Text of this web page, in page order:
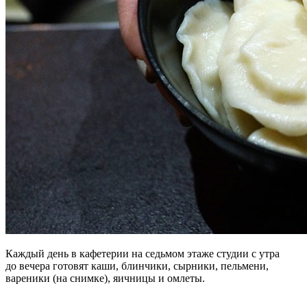
Каждый день в кафетерии на седьмом этаже студии с утра
до вечера готовят каши, блинчики, сырники, пельмени,
вареники (на снимке), яичницы и омлеты.